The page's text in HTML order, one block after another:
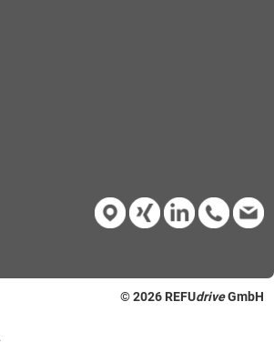
© 2026 REFUdrive GmbH